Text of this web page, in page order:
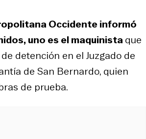
Occidente informó
uno es el maquinistaque
detención en el Juzgado de
de San Bernardo, quien
de prueba.